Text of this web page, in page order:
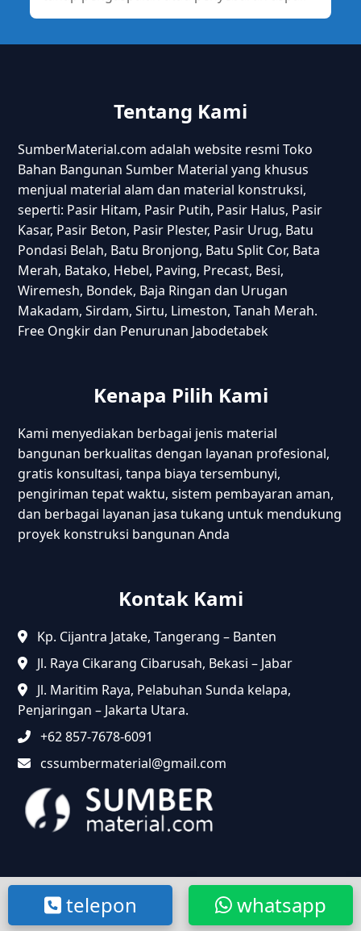
Tentang Kami
SumberMaterial.com adalah website resmi Toko
Bahan Bangunan Sumber Material yang khusus
menjual material alam dan material konstruksi,
seperti: Pasir Hitam, Pasir Putih, Pasir Halus, Pasir
Kasar, Pasir Beton, Pasir Plester, Pasir Urug, Batu
Pondasi Belah, Batu Bronjong, Batu Split Cor, Bata
Merah, Batako, Hebel, Paving, Precast, Besi,
Wiremesh, Bondek, Baja Ringan dan Urugan
Makadam, Sirdam, Sirtu, Limeston, Tanah Merah.
Free Ongkir dan Penurunan Jabodetabek
Kenapa Pilih Kami
Kami menyediakan berbagai jenis material
bangunan berkualitas dengan layanan profesional,
gratis konsultasi, tanpa biaya tersembunyi,
pengiriman tepat waktu, sistem pembayaran aman,
dan berbagai layanan jasa tukang untuk mendukung
proyek konstruksi bangunan Anda
Kontak Kami
Kp. Cijantra Jatake, Tangerang – Banten
Jl. Raya Cikarang Cibarusah, Bekasi – Jabar
Jl. Maritim Raya, Pelabuhan Sunda kelapa,
Penjaringan – Jakarta Utara.
+62 857-7678-6091
cssumbermaterial@gmail.com
@2024 Sumbermaterial.com. Semua Hak Dilindungi.
whatsapp
telepon